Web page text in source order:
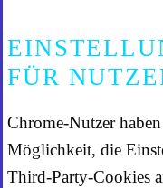
FÜR
Chrome-Nutzer
Möglichkeit, die
Third-Party-Cookies